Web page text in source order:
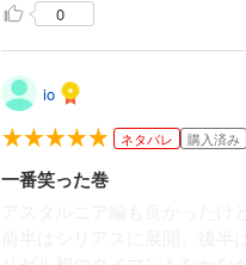
0
io
ネタバレ 購入済み
一番笑った巻